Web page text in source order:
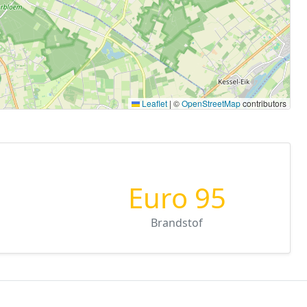
Leaflet | ©OpenStreetMapcontributors
Euro 95
Brandstof